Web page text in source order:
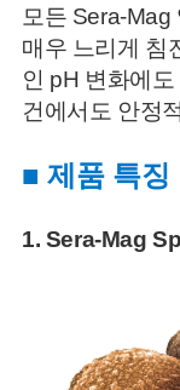
모든 Sera-Mag
매우 느리게 침
인 pH 변화에
건에서도 안정
■ 제품 특징
1. Sera-Mag